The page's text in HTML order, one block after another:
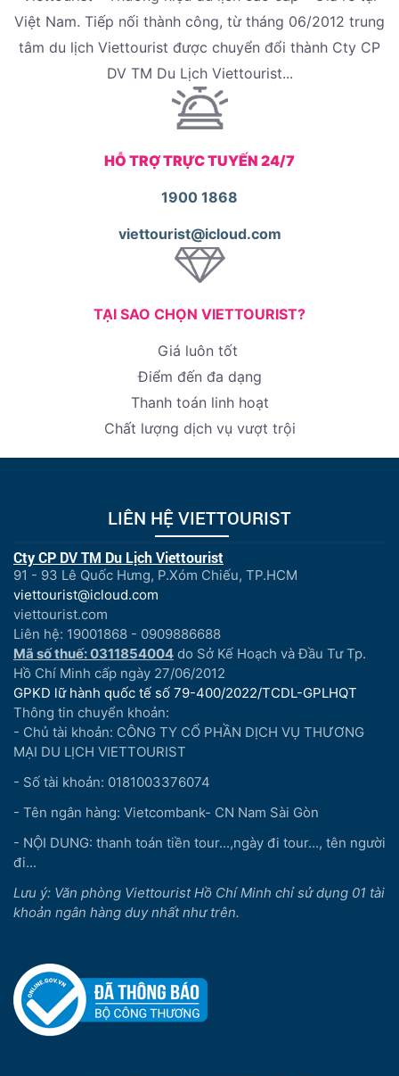
Việt Nam. Tiếp nối thành công, từ tháng 06/2012 trung
tâm du lịch Viettourist được chuyển đổi thành Cty CP
DV TM Du Lịch Viettourist...
HỖ TRỢ TRỰC TUYẾN 24/7
1900 1868
viettourist@icloud.com
TẠI SAO CHỌN VIETTOURIST?
Giá luôn tốt
Điểm đến đa dạng
Thanh toán linh hoạt
Chất lượng dịch vụ vượt trội
LIÊN HỆ VIETTOURIST
Cty CP DV TM Du Lịch Viettourist
91 - 93 Lê Quốc Hưng, P.Xóm Chiếu, TP.HCM
viettourist@icloud.com
viettourist.com
Liên hệ: 19001868 - 0909886688
Mã số thuế: 0311854004 do Sở Kế Hoạch và Đầu Tư Tp.
Hồ Chí Minh cấp ngày 27/06/2012
GPKD lữ hành quốc tế số 79-400/2022/TCDL-GPLHQT
Thông tin chuyển khoản:
- Chủ tài khoản: CÔNG TY CỔ PHẦN DỊCH VỤ THƯƠNG
MẠI DU LỊCH VIETTOURIST
- Số tài khoản: 0181003376074
- Tên ngân hàng: Vietcombank- CN Nam Sài Gòn
- NỘI DUNG: thanh toán tiền tour...,ngày đi tour..., tên người
đi...
Lưu ý: Văn phòng Viettourist Hồ Chí Minh chỉ sử dụng 01 tài
khoản ngân hàng duy nhất như trên.